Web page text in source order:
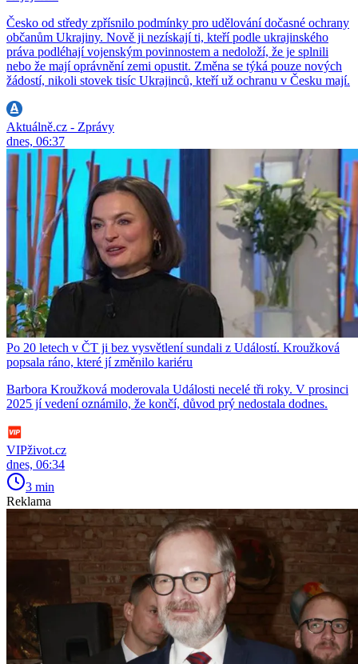
Česko od středy zpřísnilo podmínky pro udělování dočasné ochrany
občanům Ukrajiny. Nově ji nezískají ti, kteří podle ukrajinského
práva podléhají vojenským povinnostem a nedoloží, že je splnili
nebo že mají oprávnění zemi opustit. Změna se týká pouze nových
žádostí, nikoli stovek tisíc Ukrajinců, kteří už ochranu v Česku mají.
Aktuálně.cz - Zprávy
dnes, 06:37
Po 20 letech v ČT ji bez vysvětlení sundali z Událostí. Kroužková
popsala ráno, které jí změnilo kariéru
Barbora Kroužková moderovala Události necelé tři roky. V prosinci
2025 jí vedení oznámilo, že končí, důvod prý nedostala dodnes.
VIPživot.cz
dnes, 06:34
3 min
Reklama